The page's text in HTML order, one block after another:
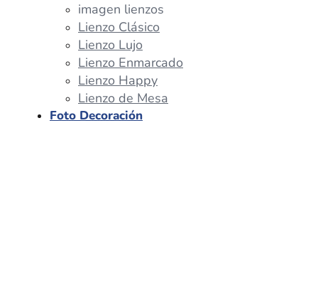
imagen lienzos
Lienzo Clásico
Lienzo Lujo
Lienzo Enmarcado
Lienzo Happy
Lienzo de Mesa
Foto Decoración